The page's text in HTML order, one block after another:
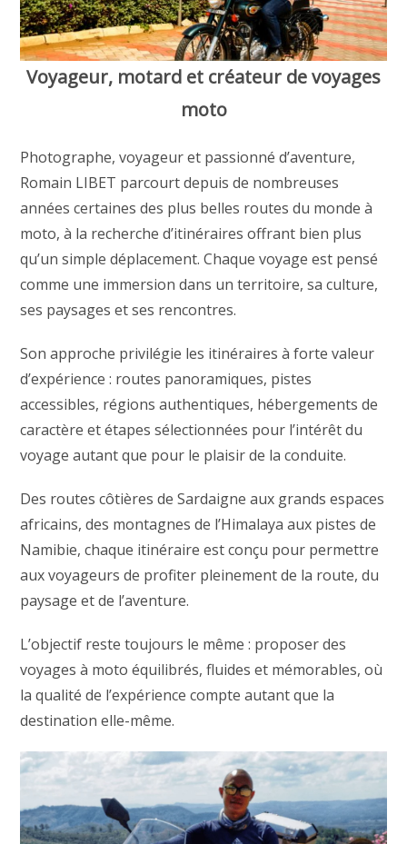
Voyageur, motard et créateur de voyages
moto
Photographe, voyageur et passionné d’aventure,
Romain LIBET parcourt depuis de nombreuses
années certaines des plus belles routes du monde à
moto, à la recherche d’itinéraires offrant bien plus
qu’un simple déplacement. Chaque voyage est pensé
comme une immersion dans un territoire, sa culture,
ses paysages et ses rencontres.
Son approche privilégie les itinéraires à forte valeur
d’expérience : routes panoramiques, pistes
accessibles, régions authentiques, hébergements de
caractère et étapes sélectionnées pour l’intérêt du
voyage autant que pour le plaisir de la conduite.
Des routes côtières de Sardaigne aux grands espaces
africains, des montagnes de l’Himalaya aux pistes de
Namibie, chaque itinéraire est conçu pour permettre
aux voyageurs de profiter pleinement de la route, du
paysage et de l’aventure.
L’objectif reste toujours le même : proposer des
voyages à moto équilibrés, fluides et mémorables, où
la qualité de l’expérience compte autant que la
destination elle-même.